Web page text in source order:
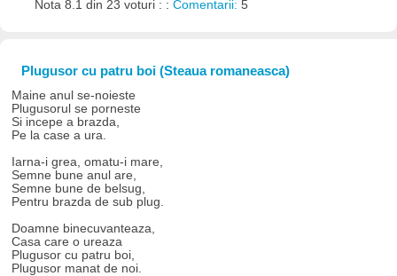
Nota 8.1 din 23 voturi : : Comentarii: 5
Plugusor cu patru boi (Steaua romaneasca)
Maine anul se-noieste
Plugusorul se porneste
Si incepe a brazda,
Pe la case a ura.
Iarna-i grea, omatu-i mare,
Semne bune anul are,
Semne bune de belsug,
Pentru brazda de sub plug.
Doamne binecuvanteaza,
Casa care o ureaza
Plugusor cu patru boi,
Plugusor manat de noi.